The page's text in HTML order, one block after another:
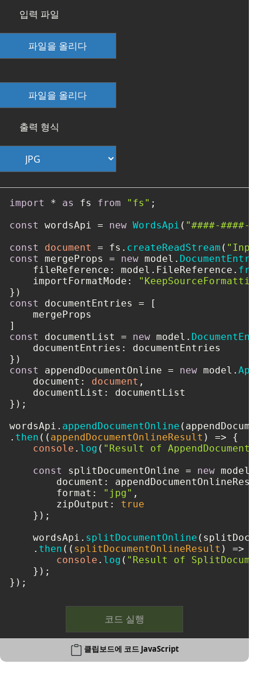
입력 파일
파일을 올리다
파일을 올리다
출력 형식
import * as fs from "fs" ;
const
wordsApi = new WordsApi ( "####-####-
const
document = fs. createReadStream (
const
mergeProps = new model. DocumentEntry
fileReference : model. FileReference .
importFormatMode :
const
documentEntries = [
    mergeProps
const
documentList = new model.
documentEntries : documentEntries
const
appendDocumentOnline = new model.
document : document ,
documentList : documentList
});
wordsApi. appendDocumentOnline
. then ( ( appendDocumentOnlineResult ) => {
console . log ( "Result of
const
splitDocumentOnline = new model.
document :
format : "jpg" ,
zipOutput : true
    });
    wordsApi.
splitDocumentOnline
    .
then ( ( splitDocumentOnlineResult ) =>
console . log ( "Result of
    });
});
코드 실행
클립보드에 코드 JavaScript